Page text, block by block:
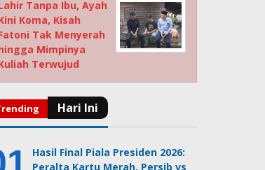
Tanpa Ibu, Ayah
Koma, Kisah
Tak Menyerah
Mimpinya
Terwujud
Hasil Final Piala Presiden 2026:
Peralta Kartu Merah, Persib vs